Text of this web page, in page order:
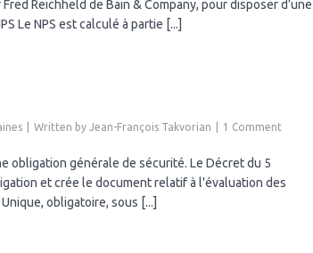
Reichheld de Bain & Company, pour disposer d’une
Le NPS est calculé à partie [...]
Written by Jean-François Takvorian 1 Comment
obligation générale de sécurité. Le Décret du 5
et crée le document relatif à l'évaluation des
obligatoire, sous [...]